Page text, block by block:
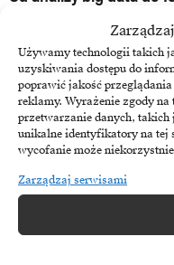
Używamy technologii takich
uzyskiwania dostępu do
poprawić jakość
reklamy. Wyrażenie zgody
przetwarzanie danych,
unikalne identyfikatory na tej
wycofanie może
Zarządzaj serwisami
Nowe technologie
czasach blockchain, sztuczna
Internet rzeczy…
3 kwietnia, 2023